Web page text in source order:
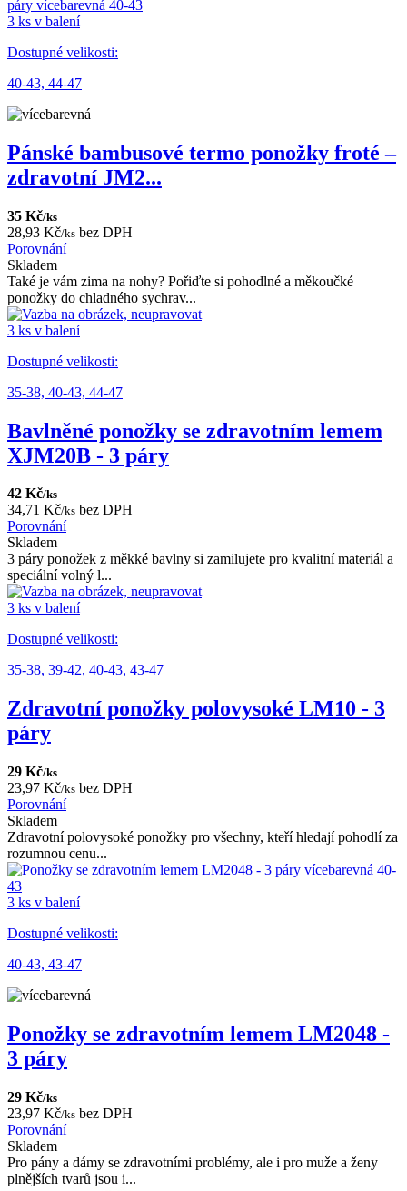
3 ks v balení
Dostupné velikosti:
40-43, 44-47
Pánské bambusové termo ponožky froté –
zdravotní JM2...
35 Kč/ks
28,93 Kč/ks bez DPH
Porovnání
Skladem
Také je vám zima na nohy? Pořiďte si pohodlné a měkoučké
ponožky do chladného sychrav...
3 ks v balení
Dostupné velikosti:
35-38, 40-43, 44-47
Bavlněné ponožky se zdravotním lemem
XJM20B - 3 páry
42 Kč/ks
34,71 Kč/ks bez DPH
Porovnání
Skladem
3 páry ponožek z měkké bavlny si zamilujete pro kvalitní materiál a
speciální volný l...
3 ks v balení
Dostupné velikosti:
35-38, 39-42, 40-43, 43-47
Zdravotní ponožky polovysoké LM10 - 3
páry
29 Kč/ks
23,97 Kč/ks bez DPH
Porovnání
Skladem
Zdravotní polovysoké ponožky pro všechny, kteří hledají pohodlí za
rozumnou cenu...
3 ks v balení
Dostupné velikosti:
40-43, 43-47
Ponožky se zdravotním lemem LM2048 -
3 páry
29 Kč/ks
23,97 Kč/ks bez DPH
Porovnání
Skladem
Pro pány a dámy se zdravotními problémy, ale i pro muže a ženy
plnějších tvarů jsou i...